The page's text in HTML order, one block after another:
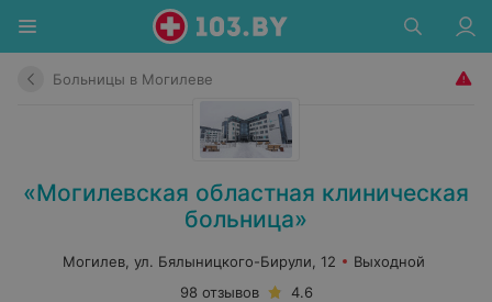
Больницы в Могилеве
«Могилевская областная клиническая
больница»
Могилев, ул. Бялыницкого-Бирули, 12
Выходной
98 отзывов
4.6